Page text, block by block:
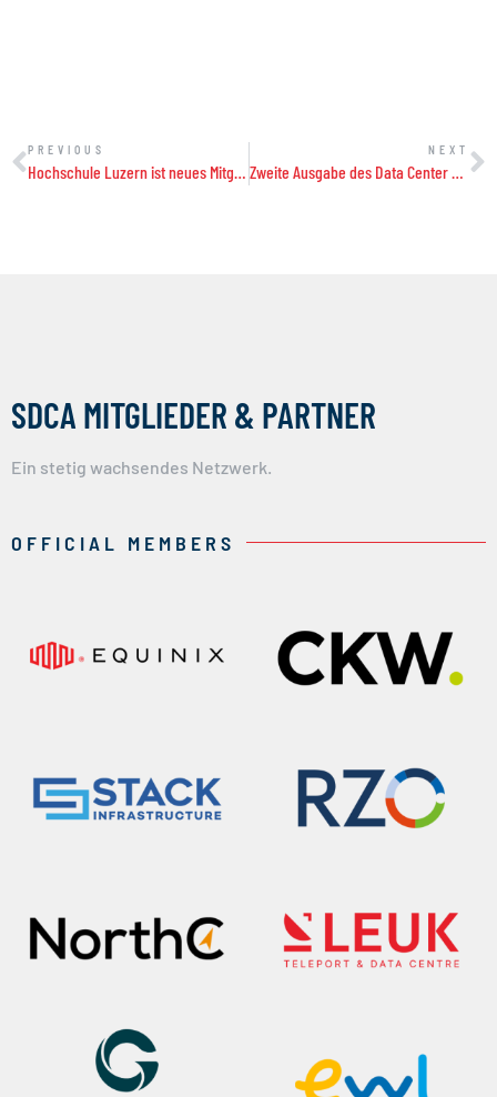
PREVIOUS NEXT
SDCA MITGLIEDER & PARTNER
Ein stetig wachsendes Netzwerk.
OFFICIAL MEMBERS